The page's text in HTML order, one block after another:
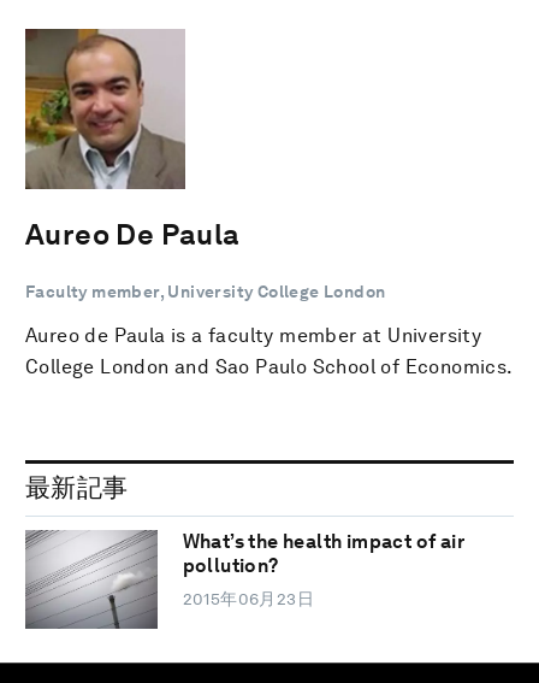
Aureo De Paula
Faculty member, University College London
Aureo de Paula is a faculty member at University
College London and Sao Paulo School of Economics.
最新記事
What’s the health impact of air
pollution?
2015年06月23日